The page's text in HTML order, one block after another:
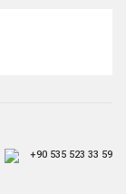
+90 535 523 33 59